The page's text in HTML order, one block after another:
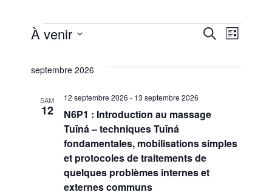
Évènements
et
vues
Recherche
de
Liste
À venir
une
septembre 2026
SAM
12
N6P1 : Introduction au massage
Tuīná – techniques Tuīná
fondamentales, mobilisations simples
et protocoles de traitements de
quelques problèmes internes et
externes communs
12 septembre 2026 - 13 septembre 2026